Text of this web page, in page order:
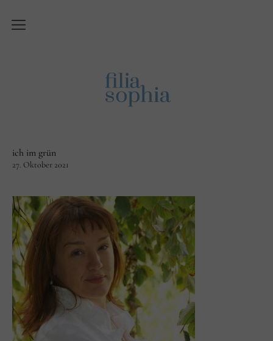
Was ist ‚Filiasophia‘?
English
FacebookInstagram
ich im grün
27. Oktober 2021